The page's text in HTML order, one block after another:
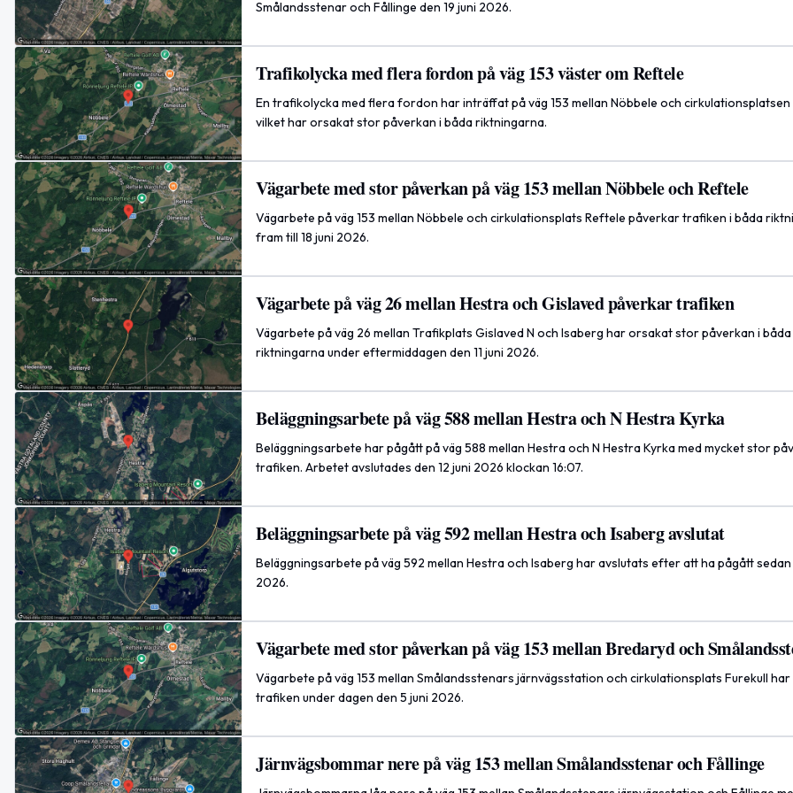
Smålandsstenar och Fållinge den 19 juni 2026.
Trafikolycka med flera fordon på väg 153 väster om Reftele
En trafikolycka med flera fordon har inträffat på väg 153 mellan Nöbbele och cirkulationsplatsen
vilket har orsakat stor påverkan i båda riktningarna.
Vägarbete med stor påverkan på väg 153 mellan Nöbbele och Reftele
Vägarbete på väg 153 mellan Nöbbele och cirkulationsplats Reftele påverkar trafiken i båda
fram till 18 juni 2026.
Vägarbete på väg 26 mellan Hestra och Gislaved påverkar trafiken
Vägarbete på väg 26 mellan Trafikplats Gislaved N och Isaberg har orsakat stor påverkan i båda
riktningarna under eftermiddagen den 11 juni 2026.
Beläggningsarbete på väg 588 mellan Hestra och N Hestra Kyrka
Beläggningsarbete har pågått på väg 588 mellan Hestra och N Hestra Kyrka med mycket stor
trafiken. Arbetet avslutades den 12 juni 2026 klockan 16:07.
Beläggningsarbete på väg 592 mellan Hestra och Isaberg avslutat
Beläggningsarbete på väg 592 mellan Hestra och Isaberg har avslutats efter att ha pågått sedan
2026.
Vägarbete med stor påverkan på väg 153 mellan Bredaryd och
Vägarbete på väg 153 mellan Smålandsstenars järnvägsstation och cirkulationsplats Furekull
trafiken under dagen den 5 juni 2026.
Järnvägsbommar nere på väg 153 mellan Smålandsstenar och Fållinge